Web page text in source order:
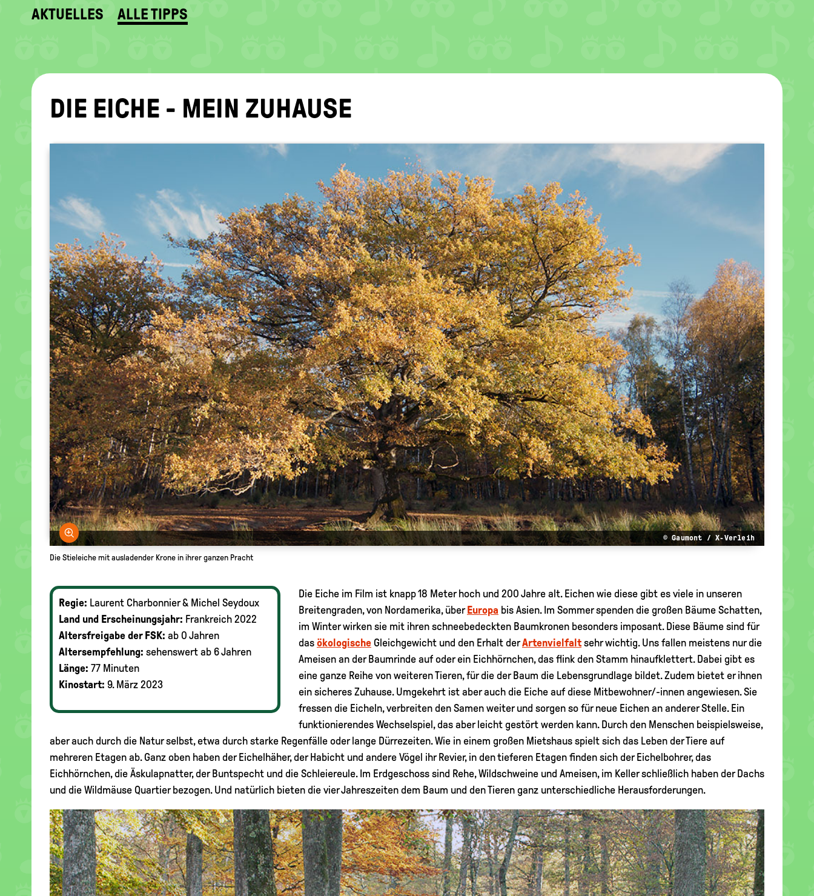
AKTUELLES ALLE TIPPS
DIE EICHE - MEIN ZU­HAU­SE
Bild vergrößern
© Gaumont / X-Verleih
Die Stieleiche mit ausladender Krone in ihrer ganzen Pracht
Regie: Laurent Charbonnier & Michel Seydoux
Land und Erscheinungsjahr: Frankreich 2022
Altersfreigabe der FSK: ab 0 Jahren
Altersempfehlung: sehenswert ab 6 Jahren
Länge: 77 Minuten
Kinostart: 9. März 2023
Die Eiche im Film ist knapp 18 Meter hoch und 200 Jahre alt. Eichen wie diese gibt es viele in unseren
Breitengraden, von Nordamerika, überEuropa bis Asien. Im Sommer spenden die großen Bäume Schatten,
im Winter wirken sie mit ihren schneebedeckten Baumkronen besonders imposant. Diese Bäume sind für
das ökologische Gleichgewicht und den Erhalt derArtenvielfaltsehr wichtig. Uns fallen meistens nur die
Ameisen an der Baumrinde auf oder ein Eichhörnchen, das flink den Stamm hinaufklettert. Dabei gibt es
eine ganze Reihe von weiteren Tieren, für die der Baum die Lebensgrundlage bildet. Zudem bietet er ihnen
ein sicheres Zuhause. Umgekehrt ist aber auch die Eiche auf diese Mitbewohner/-innen angewiesen. Sie
fressen die Eicheln, verbreiten den Samen weiter und sorgen so für neue Eichen an anderer Stelle. Ein
funktionierendes Wechselspiel, das aber leicht gestört werden kann. Durch den Menschen beispielsweise,
aber auch durch die Natur selbst, etwa durch starke Regenfälle oder lange Dürrezeiten. Wie in einem großen Mietshaus spielt sich das Leben der Tiere auf
mehreren Etagen ab. Ganz oben haben der Eichelhäher, der Habicht und andere Vögel ihr Revier, in den tieferen Etagen finden sich der Eichelbohrer, das
Eichhörnchen, die Äskulapnatter, der Buntspecht und die Schleiereule. Im Erdgeschoss sind Rehe, Wildschweine und Ameisen, im Keller schließlich haben der Dachs
und die Wildmäuse Quartier bezogen. Und natürlich bieten die vier Jahreszeiten dem Baum und den Tieren ganz unterschiedliche Herausforderungen.